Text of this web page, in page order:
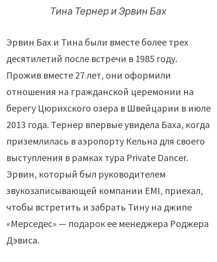
Тина Тернер и Эрвин Бах
Эрвин Бах и Тина были вместе более трех
десятилетий после встречи в 1985 году.
Прожив вместе 27 лет, они оформили
отношения на гражданской церемонии на
берегу Цюрихского озера в Швейцарии в июле
2013 года. Тернер впервые увидела Баха, когда
приземлилась в аэропорту Кельна для своего
выступления в рамках тура Private Dancer.
Эрвин, который был руководителем
звукозаписывающей компании EMI, приехал,
чтобы встретить и забрать Тину на джипе
«Мерседес» — подарок ее менеджера Роджера
Дэвиса.